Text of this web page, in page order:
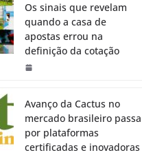
Os sinais que revelam
quando a casa de
apostas errou na
definição da cotação
Avanço da Cactus no
mercado brasileiro passa
por plataformas
certificadas e inovadoras